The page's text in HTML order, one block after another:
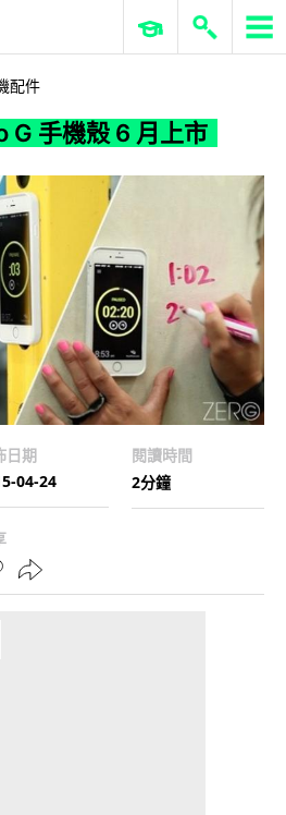
G 手機殼 6 月上市
ERP 與商業 AI
配件
G 手機殼 6 月上市
日期
04-24
閱讀時間
2分鐘